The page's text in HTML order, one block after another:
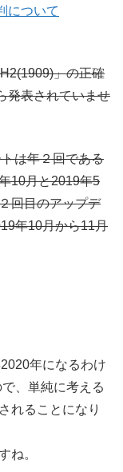
について
」の正確
発表されていませ
は年２回である
10月と2019年5
回目のアップデ
年10月から11月
年になるわけ
、単純に考える
れることになり
ね。